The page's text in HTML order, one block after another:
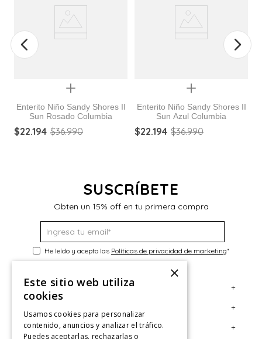
Quickview
Enterito Niño Sandy Shores II
Sun Rosado Columbia
$22.194 $36.990
Quickview
Enterito Niño Sandy Shores II
Sun Azul Columbia
$22.194 $36.990
SUSCRÍBETE
Obten un 15% off en tu primera compra
He leído y acepto las Políticas de privacidad de marketing*
Servicio al Consumidor +
Centro de Ayuda
Contáctanos
+
Términos y Condiciones
Cuenta +
×
Este sitio web utiliza
cookies
Usamos cookies para personalizar
contenido, anuncios y analizar el tráfico.
Puedes aceptarlas, rechazarlas o